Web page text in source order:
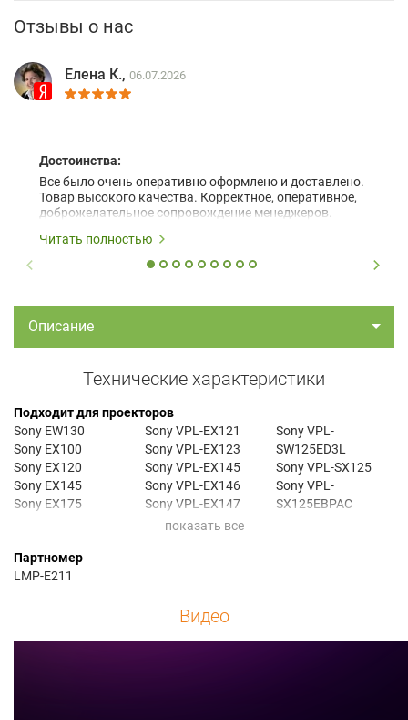
Отзывы о нас
Елена К., 06.07.2026
Достоинства:
Все было очень оперативно оформлено и доставлено.
Товар высокого качества. Корректное, оперативное,
доброжелательное сопровождение менеджеров.
Читать полностью
Описание
Технические характеристики
Подходит для проекторов
Sony EW130
Sony EX100
Sony EX120
Sony EX145
Sony EX175
Sony VPL-EX100
Sony VPL-EX101
Sony VPL-EX121
Sony VPL-EX123
Sony VPL-EX145
Sony VPL-EX146
Sony VPL-EX147
Sony VPL-EX148
Sony VPL-
SW125ED3L
Sony VPL-SX125
Sony VPL-
SX125EBPAC
Партномер
LMP-E211
Видео